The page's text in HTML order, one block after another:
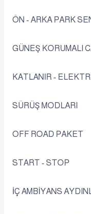
ÖN - ARKA PARK
GÜNEŞ KORUMALI
KATLANIR -
SÜRÜŞ MODLARI
OFF ROAD PAKET
START - STOP
İÇ AMBİYANS